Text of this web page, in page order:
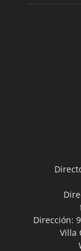
Dirección:
Villa